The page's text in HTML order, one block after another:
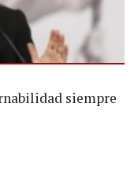
siempre